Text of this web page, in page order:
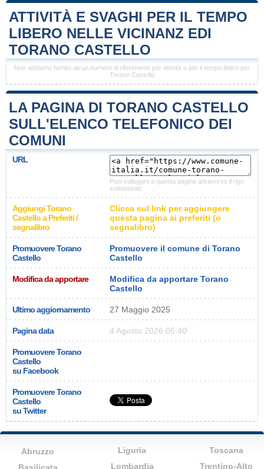
ATTIVITÀ E SVAGHI PER IL TEMPO
LIBERO NELLE VICINANZ EDI
TORANO CASTELLO
Non abbiamo fornito alcun numero di riferimento per attività o per il tempo libero per
Torano Castello
LA PAGINA DI TORANO CASTELLO
SULL'ELENCO TELEFONICO DEI
COMUNI
URL
Puoi collegarti a questa pagina attraverso il rigo
sottostante.
Aggiungi Torano
Castello a Preferiti /
segnalibro
Clicca sul link per aggiungere
questa pagina ai preferiti (o
segnalibro)
Promuovere Torano
Castello
Promuovere il comune di Torano
Castello
Modifica da apportare
Modifica da apportare Torano
Castello
Ultimo aggiornamento 27 Maggio 2025
Pagina data 4 Agosto 2026 05:40
Promuovere Torano
Castello
su Facebook
Promuovere Torano
Castello
su Twitter
Abruzzo
Liguria
Lombardia
Toscana
Trentino-Alto